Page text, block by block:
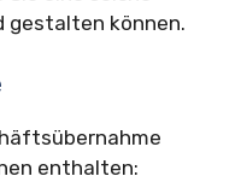
gestalten können.
enthalten: